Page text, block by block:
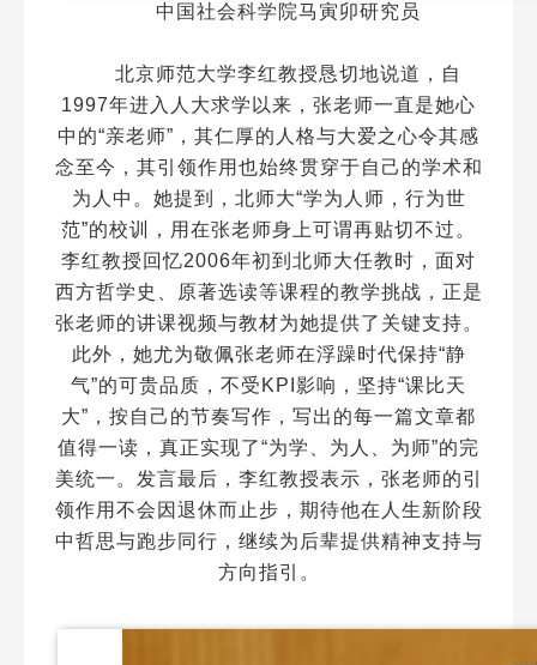
中国社会科学院马寅卯研究员
北京师范大学李红教授恳切地说道，自
1997年进入人大求学以来，张老师一直是她心
中的“亲老师”，其仁厚的人格与大爱之心令其感
念至今，其引领作用也始终贯穿于自己的学术和
为人中。她提到，北师大“学为人师，行为世
范”的校训，用在张老师身上可谓再贴切不过。
李红教授回忆2006年初到北师大任教时，面对
西方哲学史、原著选读等课程的教学挑战，正是
张老师的讲课视频与教材为她提供了关键支持。
此外，她尤为敬佩张老师在浮躁时代保持“静
气”的可贵品质，不受KPI影响，坚持“课比天
大”，按自己的节奏写作，写出的每一篇文章都
值得一读，真正实现了“为学、为人、为师”的完
美统一。发言最后，李红教授表示，张老师的引
领作用不会因退休而止步，期待他在人生新阶段
中哲思与跑步同行，继续为后辈提供精神支持与
方向指引。